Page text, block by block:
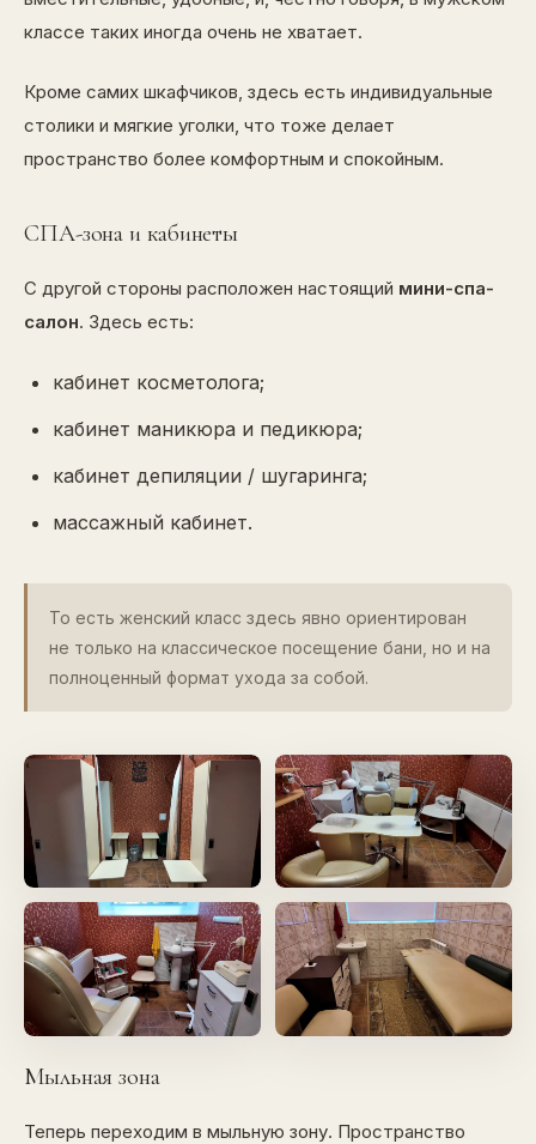
классе таких иногда очень не хватает.
Кроме самих шкафчиков, здесь есть индивидуальные
столики и мягкие уголки, что тоже делает
пространство более комфортным и спокойным.
СПА-зона и кабинеты
С другой стороны расположен настоящий мини-спа-
салон. Здесь есть:
кабинет косметолога;
кабинет маникюра и педикюра;
кабинет депиляции / шугаринга;
массажный кабинет.
То есть женский класс здесь явно ориентирован
не только на классическое посещение бани, но и на
полноценный формат ухода за собой.
Мыльная зона
Теперь переходим в мыльную зону. Пространство